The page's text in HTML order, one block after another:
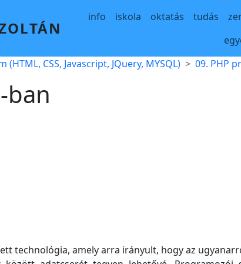
Main navigation
info iskola oktatás tudás
CSS, Javascript, JQuery, MYSQL) 09. PHP
ban
technológia, amely arra irányult, hogy az